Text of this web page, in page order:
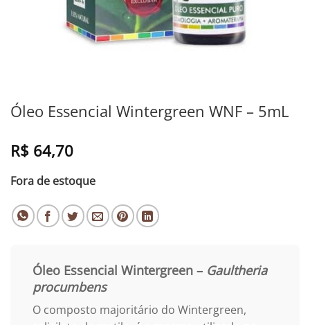
Óleo Essencial Wintergreen WNF – 5mL
R$ 64,70
Fora de estoque
Óleo Essencial Wintergreen – Gaultheria
procumbens
O composto majoritário do Wintergreen,